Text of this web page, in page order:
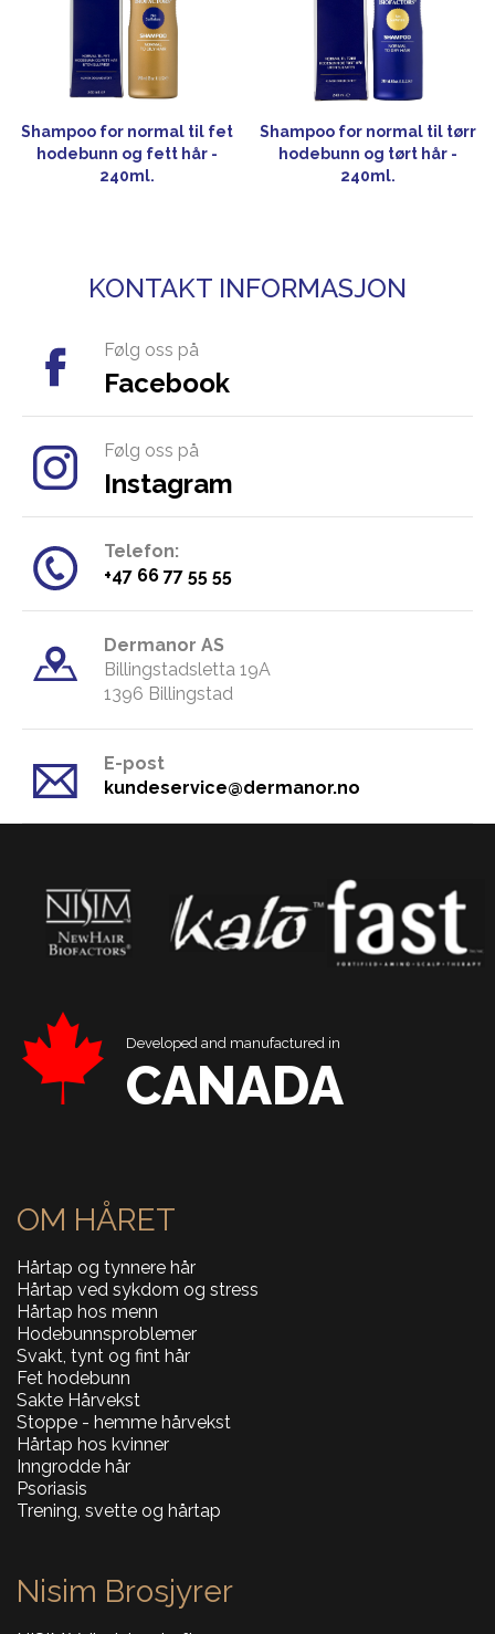
Shampoo for normal til fet
hodebunn og fett hår -
240ml.
Shampoo for normal til tørr
hodebunn og tørt hår -
240ml.
KONTAKT INFORMASJON
Følg oss på
Facebook
Følg oss på
Instagram
Telefon:
​+47 66 77 55 55
Dermanor AS
Billingstadsletta 19A
​1396 Billingstad
E-post
kundeservice@dermanor.no
Developed and manufactured in
CANADA
OM HÅRET
Hårtap og tynnere hår
Hårtap ved sykdom og stress
Hårtap hos menn
Hodebunnsproblemer
Svakt, tynt og fint hår
Fet hodebunn
Sakte Hårvekst
Stoppe - hemme hårvekst
Hårtap hos kvinner
Inngrodde hår
Psoriasis
Trening, svette og hårtap
Nisim Brosjyrer